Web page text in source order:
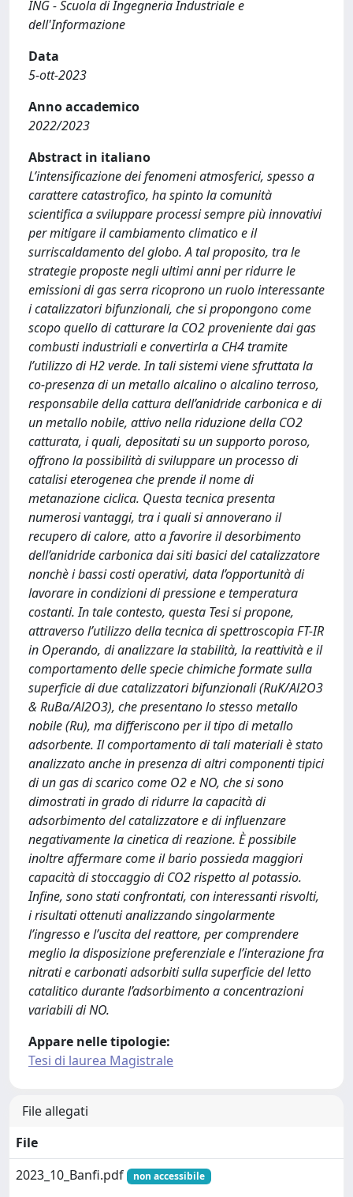
ING - Scuola di Ingegneria Industriale e
dell'Informazione
Data
5-ott-2023
Anno accademico
2022/2023
Abstract in italiano
L’intensificazione dei fenomeni atmosferici, spesso a
carattere catastrofico, ha spinto la comunità
scientifica a sviluppare processi sempre più innovativi
per mitigare il cambiamento climatico e il
surriscaldamento del globo. A tal proposito, tra le
strategie proposte negli ultimi anni per ridurre le
emissioni di gas serra ricoprono un ruolo interessante
i catalizzatori bifunzionali, che si propongono come
scopo quello di catturare la CO2 proveniente dai gas
combusti industriali e convertirla a CH4 tramite
l’utilizzo di H2 verde. In tali sistemi viene sfruttata la
co-presenza di un metallo alcalino o alcalino terroso,
responsabile della cattura dell’anidride carbonica e di
un metallo nobile, attivo nella riduzione della CO2
catturata, i quali, depositati su un supporto poroso,
offrono la possibilità di sviluppare un processo di
catalisi eterogenea che prende il nome di
metanazione ciclica. Questa tecnica presenta
numerosi vantaggi, tra i quali si annoverano il
recupero di calore, atto a favorire il desorbimento
dell’anidride carbonica dai siti basici del catalizzatore
nonchè i bassi costi operativi, data l’opportunità di
lavorare in condizioni di pressione e temperatura
costanti. In tale contesto, questa Tesi si propone,
attraverso l’utilizzo della tecnica di spettroscopia FT-IR
in Operando, di analizzare la stabilità, la reattività e il
comportamento delle specie chimiche formate sulla
superficie di due catalizzatori bifunzionali (RuK/Al2O3
& RuBa/Al2O3), che presentano lo stesso metallo
nobile (Ru), ma differiscono per il tipo di metallo
adsorbente. Il comportamento di tali materiali è stato
analizzato anche in presenza di altri componenti tipici
di un gas di scarico come O2 e NO, che si sono
dimostrati in grado di ridurre la capacità di
adsorbimento del catalizzatore e di influenzare
negativamente la cinetica di reazione. È possibile
inoltre affermare come il bario possieda maggiori
capacità di stoccaggio di CO2 rispetto al potassio.
Infine, sono stati confrontati, con interessanti risvolti,
i risultati ottenuti analizzando singolarmente
l’ingresso e l’uscita del reattore, per comprendere
meglio la disposizione preferenziale e l’interazione fra
nitrati e carbonati adsorbiti sulla superficie del letto
catalitico durante l’adsorbimento a concentrazioni
variabili di NO.
Appare nelle tipologie:
Tesi di laurea Magistrale
File allegati
File
2023_10_Banfi.pdf
non accessibile